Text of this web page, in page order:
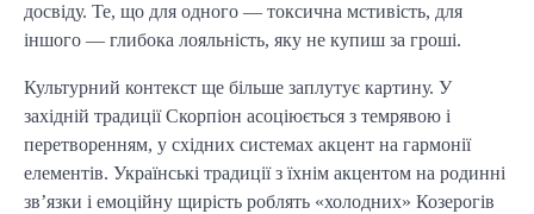
досвіду. Те, що для одного — токсична мстивість, для
іншого — глибока лояльність, яку не купиш за гроші.
Культурний контекст ще більше заплутує картину. У
західній традиції Скорпіон асоціюється з темрявою і
перетворенням, у східних системах акцент на гармонії
елементів. Українські традиції з їхнім акцентом на родинні
зв’язки і емоційну щирість роблять «холодних» Козерогів